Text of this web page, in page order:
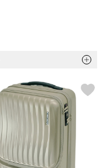
その他
トップス
Tシャツ／カッ